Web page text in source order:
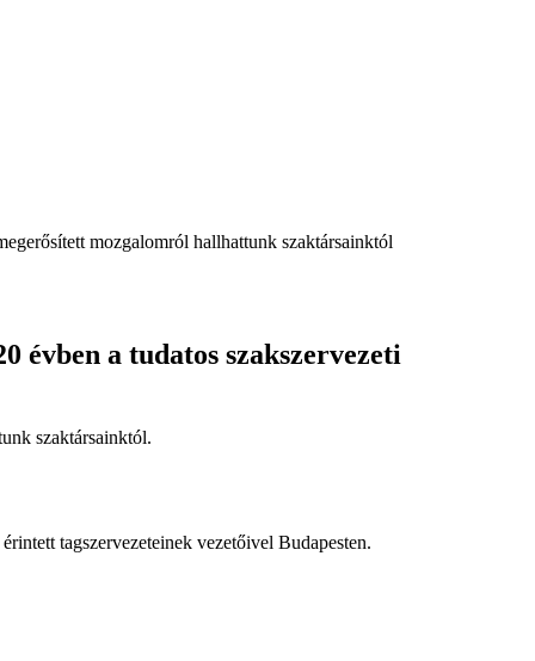
mozgalomról hallhattunk szaktársainktól
évben a tudatos szakszervezeti
szaktársainktól.
tagszervezeteinek vezetőivel Budapesten.